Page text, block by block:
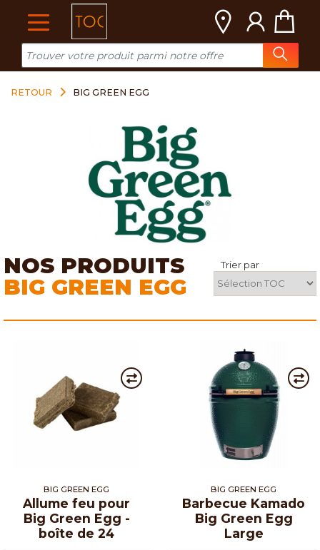
RETOUR BIG GREEN EGG
NOS PRODUITS
BIG GREEN EGG
Trier par
BIG GREEN EGG
Allume feu pour
Big Green Egg -
boîte de 24
BIG GREEN EGG
Barbecue Kamado
Big Green Egg
Large
Cookies management panel